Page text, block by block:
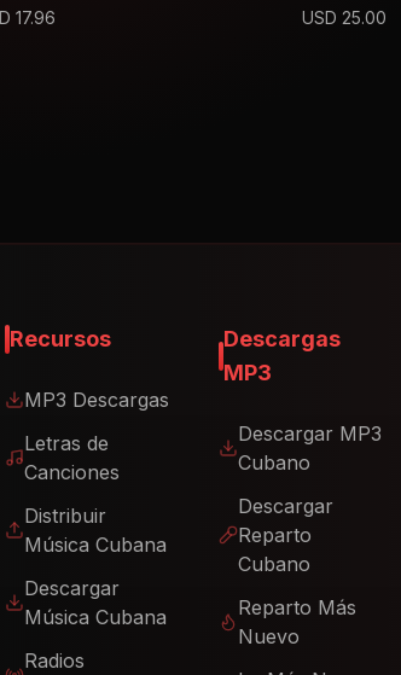
17.96
USD 25.00
Recursos
MP3 Descargas
Letras de
Canciones
Distribuir
Música Cubana
Descargar
Música Cubana
Radios
Descargas
MP3
Descargar MP3
Cubano
Descargar
Reparto
Cubano
Reparto Más
Nuevo